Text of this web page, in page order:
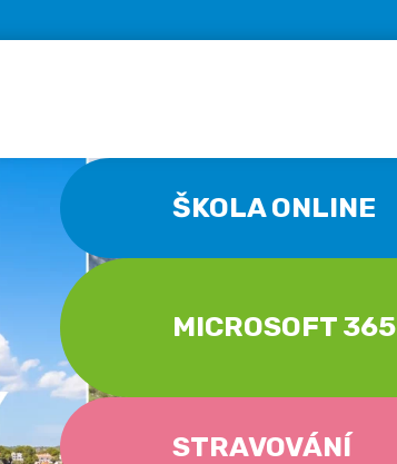
ŠKOLA ONLINE
MICROSOFT 365
STRAVOVÁNÍ